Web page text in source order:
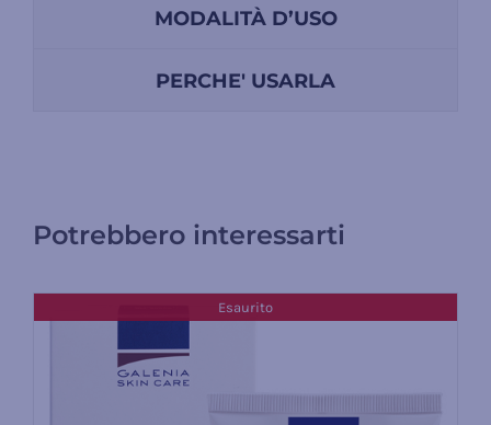
MODALITÀ D’USO
PERCHE' USARLA
Potrebbero interessarti
Esaurito